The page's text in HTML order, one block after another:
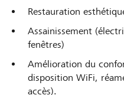
Restauration
Assainissement
fenêtres)
Amélioration du
disposition WiFi,
accès).